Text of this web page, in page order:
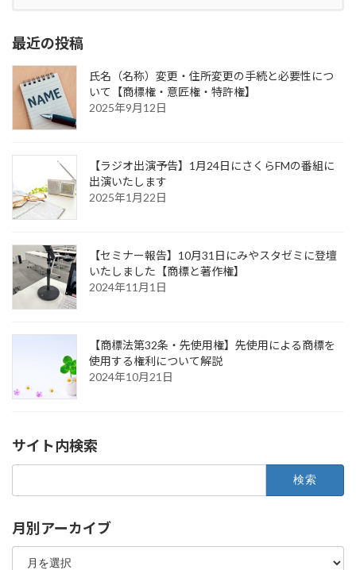
最近の投稿
氏名（名称）変更・住所変更の手続と必要性につ
いて【商標権・意匠権・特許権】
2025年9月12日
【ラジオ出演予告】1月24日にさくらFMの番組に
出演いたします
2025年1月22日
【セミナー報告】10月31日にみやスタゼミに登壇
いたしました【商標と著作権】
2024年11月1日
【商標法第32条・先使用権】先使用による商標を
使用する権利について解説
2024年10月21日
サイト内検索
月別アーカイブ
月